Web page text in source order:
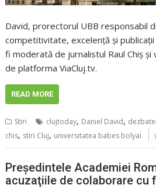
David, prorectorul UBB responsabil
competitivitate, excelenţă şi
fi moderată de jurnalistul Raul Chiş
de platforma ViaCluj.tv.
READ MORE
Stiri clujtoday, Daniel David,
chis, stiri Cluj, universitatea babes bolyai
Preşedintele Academiei
acuzaţiile de colaborare cu